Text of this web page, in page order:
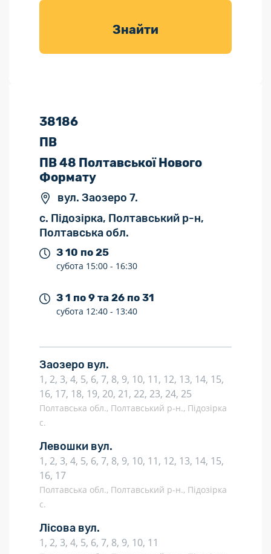
товарів для
Знайти
38186
ПВ
ПВ 48 Полтавської Нового
Формату
вул. Заозеро 7.
с. Підозірка, Полтавський р-н,
Полтавська обл.
З 10 по 25
субота 15:00 - 16:30
З 1 по 9 та 26 по 31
субота 12:40 - 13:40
Заозеро вул.
1, 2, 3, 4, 5, 6, 7, 8, 9, 10, 11, 12, 13, 14, 15,
16, 17, 18, 19, 20, 21, 22, 23, 24, 25
Полтавська обл., Полтавський р-н., Підозірка
с.
Левошки вул.
1, 2, 3, 4, 5, 6, 7, 8, 9, 10, 11, 12, 13, 14, 15,
16, 17
Полтавська обл., Полтавський р-н., Підозірка
с.
Лісова вул.
1, 2, 3, 4, 5, 6, 7, 8, 9, 10, 11